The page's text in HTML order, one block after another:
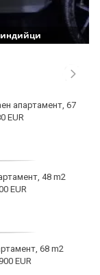
индийци
апартамент, 67
EUR
48 m2
EUR
68 m2
EUR